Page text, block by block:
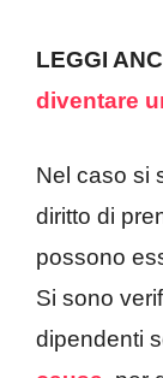
LEGGI
diventare
Nel caso si
diritto di
possono
Si sono
dipendenti